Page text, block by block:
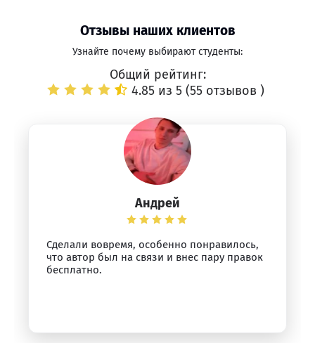
Отзывы наших клиентов
Узнайте почему выбирают студенты:
Общий рейтинг:
4.85 из 5 (55 отзывов )
Андрей
Сделали вовремя, особенно понравилось,
что автор был на связи и внес пару правок
бесплатно.